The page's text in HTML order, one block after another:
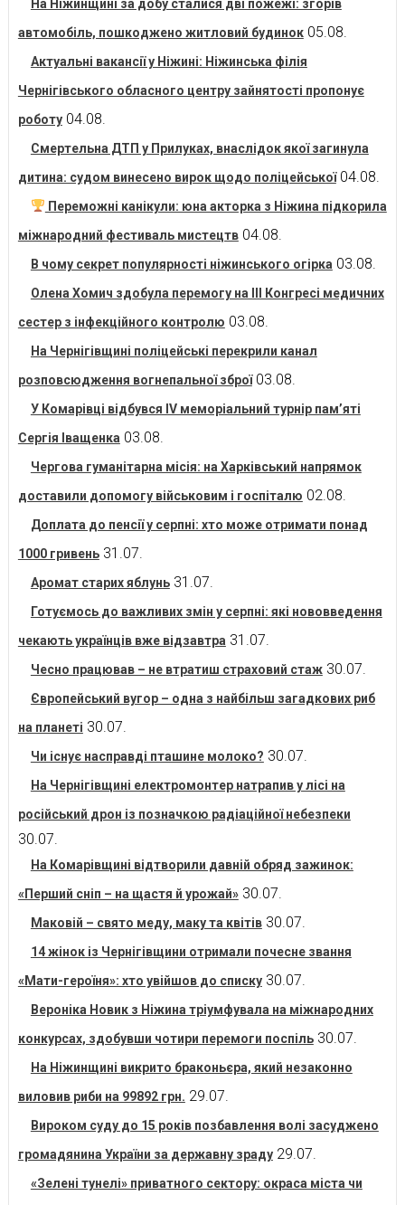
На Ніжинщині за добу сталися дві пожежі: згорів
автомобіль, пошкоджено житловий будинок 05.08.
Актуальні вакансії у Ніжині: Ніжинська філія
Чернігівського обласного центру зайнятості пропонує
роботу 04.08.
Смертельна ДТП у Прилуках, внаслідок якої загинула
дитина: судом винесено вирок щодо поліцейської 04.08.
Переможні канікули: юна акторка з Ніжина підкорила
міжнародний фестиваль мистецтв 04.08.
В чому секрет популярності ніжинського огірка 03.08.
Олена Хомич здобула перемогу на ІІІ Конгресі медичних
сестер з інфекційного контролю 03.08.
На Чернігівщині поліцейські перекрили канал
розповсюдження вогнепальної зброї 03.08.
У Комарівці відбувся IV меморіальний турнір пам’яті
Сергія Іващенка 03.08.
Чергова гуманітарна місія: на Харківський напрямок
доставили допомогу військовим і госпіталю 02.08.
Доплата до пенсії у серпні: хто може отримати понад
1000 гривень 31.07.
Аромат старих яблунь 31.07.
Готуємось до важливих змін у серпні: які нововведення
чекають українців вже відзавтра 31.07.
Чесно працював – не втратиш страховий стаж 30.07.
Європейський вугор – одна з найбільш загадкових риб
на планеті 30.07.
Чи існує насправді пташине молоко? 30.07.
На Чернігівщині електромонтер натрапив у лісі на
російський дрон із позначкою радіаційної небезпеки
30.07.
На Комарівщині відтворили давній обряд зажинок:
«Перший сніп – на щастя й урожай» 30.07.
Маковій – свято меду, маку та квітів 30.07.
14 жінок із Чернігівщини отримали почесне звання
«Мати-героїня»: хто увійшов до списку 30.07.
Вероніка Новик з Ніжина тріумфувала на міжнародних
конкурсах, здобувши чотири перемоги поспіль 30.07.
На Ніжинщині викрито браконьєра, який незаконно
виловив риби на 99892 грн. 29.07.
Вироком суду до 15 років позбавлення волі засуджено
громадянина України за державну зраду 29.07.
«Зелені тунелі» приватного сектору: окраса міста чи